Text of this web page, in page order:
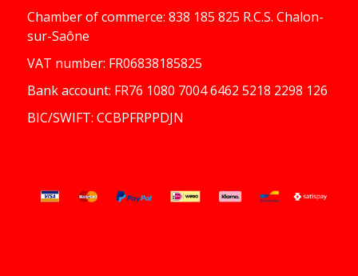
Chamber of commerce: 838 185 825 R.C.S. Chalon-
sur-Saône
VAT number: FR06838185825
Bank account: FR76 1080 7004 6462 5218 2298 126
BIC/SWIFT: CCBPFRPPDJN